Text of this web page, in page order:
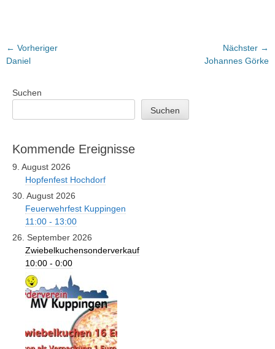
Beitragsnavigation
← Vorheriger
Vorheriger
Daniel
Nächster →
Johannes Görke
Suchen
Suchen
Kommende Ereignisse
9. August 2026
Hopfenfest Hochdorf
30. August 2026
Feuerwehrfest Kuppingen
11:00 - 13:00
26. September 2026
Zwiebelkuchensonderverkauf
10:00 - 0:00